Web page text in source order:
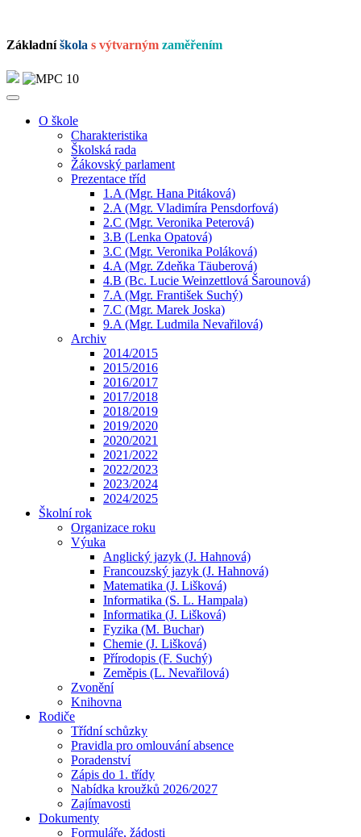
Základníškola s výtvarným zaměřením
O škole
Charakteristika
Školská rada
Žákovský parlament
Prezentace tříd
1.A (Mgr. Hana Pitáková)
2.A (Mgr. Vladimíra Pensdorfová)
2.C (Mgr. Veronika Peterová)
3.B (Lenka Opatová)
3.C (Mgr. Veronika Poláková)
4.A (Mgr. Zdeňka Täuberová)
4.B (Bc. Lucie Weinzettlová Šarounová)
7.A (Mgr. František Suchý)
7.C (Mgr. Marek Joska)
9.A (Mgr. Ludmila Nevařilová)
Archiv
2014/2015
2015/2016
2016/2017
2017/2018
2018/2019
2019/2020
2020/2021
2021/2022
2022/2023
2023/2024
2024/2025
Školní rok
Organizace roku
Výuka
Anglický jazyk (J. Hahnová)
Francouzský jazyk (J. Hahnová)
Matematika (J. Lišková)
Informatika (S. L. Hampala)
Informatika (J. Lišková)
Fyzika (M. Buchar)
Chemie (J. Lišková)
Přírodopis (F. Suchý)
Zeměpis (L. Nevařilová)
Zvonění
Knihovna
Rodiče
Třídní schůzky
Pravidla pro omlouvání absence
Poradenství
Zápis do 1. třídy
Nabídka kroužků 2026/2027
Zajímavosti
Dokumenty
Formuláře, žádosti